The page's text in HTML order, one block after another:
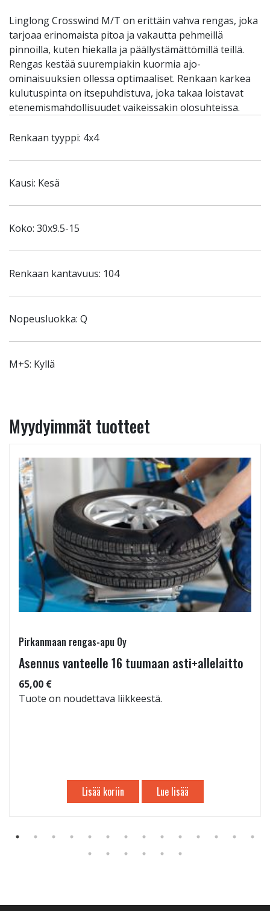
Linglong Crosswind M/T on erittäin vahva rengas, joka
tarjoaa erinomaista pitoa ja vakautta pehmeillä
pinnoilla, kuten hiekalla ja päällystämättömillä teillä.
Rengas kestää suurempiakin kuormia ajo-
ominaisuuksien ollessa optimaaliset. Renkaan karkea
kulutuspinta on itsepuhdistuva, joka takaa loistavat
etenemismahdollisuudet vaikeissakin olosuhteissa.
Renkaan tyyppi: 4x4
Kausi: Kesä
Koko: 30x9.5-15
Renkaan kantavuus: 104
Nopeusluokka: Q
M+S: Kyllä
Myydyimmät tuotteet
Pirkanmaan rengas-apu Oy
Asennus vanteelle 16 tuumaan asti+allelaitto
65,00 €
Tuote on noudettava liikkeestä.
Lisää koriin Lue lisää